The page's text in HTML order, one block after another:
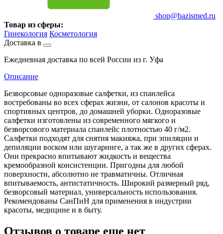
shop@bazismed.ru
Товар из сферы:
Гинекология Косметология
Доставка в
Ежедневная доставка по всей России из г. Уфа
Описание
Безворсовые одноразовые салфетки, из спанлейса
востребованы во всех сферах жизни, от салонов красоты и
спортивных центров, до домашней уборки. Одноразовые
салфетки изготовлены из современного мягкого и
безворсового материала спанлейс плотностью 40 г/м2.
Салфетки подходят для снятия макияжа, при эпиляции и
депиляции воском или шугаринге, а так же в других сферах.
Они прекрасно впитывают жидкость и вещества
кремообразной консистенции. Пригодны для любой
поверхности, абсолютно не травматичны. Отличная
впитываемость, антистатичность. Широкий размерный ряд,
безворсовый материал, универсальность использования.
Рекомендованы СанПиН для применения в индустрии
красоты, медицине и в быту.
Отзывов о товаре еще нет